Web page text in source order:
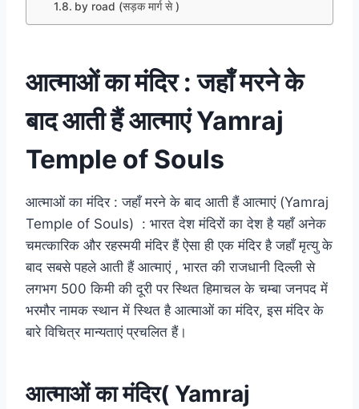
by road (सड़क मार्ग से )
आत्माओं का मंदिर : जहाँ मरने के
बाद आती हैं आत्माएं Yamraj
Temple of Souls
आत्माओं का मंदिर : जहाँ मरने के बाद आती हैं आत्माएं (Yamraj
Temple of Souls) : भारत देश मंदिरों का देश है यहाँ अनेक
चमत्कारिक और रहस्मयी मंदिर हैं ऐसा ही एक मंदिर है जहाँ मृत्यु के
बाद सबसे पहले आती हैं आत्माएं , भारत की राजधानी दिल्ली से
लगभग 500 किमी की दूरी पर स्थित हिमाचल के चम्बा जनपद में
भरमौर नामक स्थान में स्थित है आत्माओं का मंदिर, इस मंदिर के
बारे विचित्र मान्यताएं प्रचलित हैं।
आत्माओं का मंदिर( Yamraj